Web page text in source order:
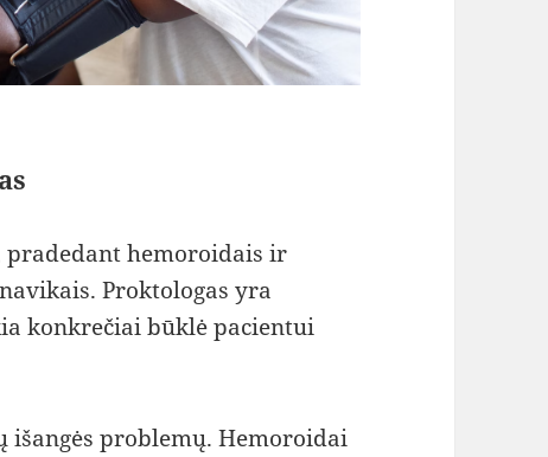
hemoroidais ir
Proktologas yra
konkrečiai būklė pacientui
išangės problemų. Hemoroidai